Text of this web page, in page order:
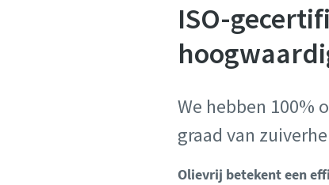
ISO-
We hebben 100%
graad van
Olievrij betekent een